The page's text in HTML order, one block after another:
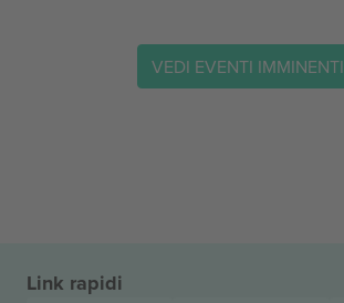
VEDI EVENTI IMMINENTI
Link rapidi